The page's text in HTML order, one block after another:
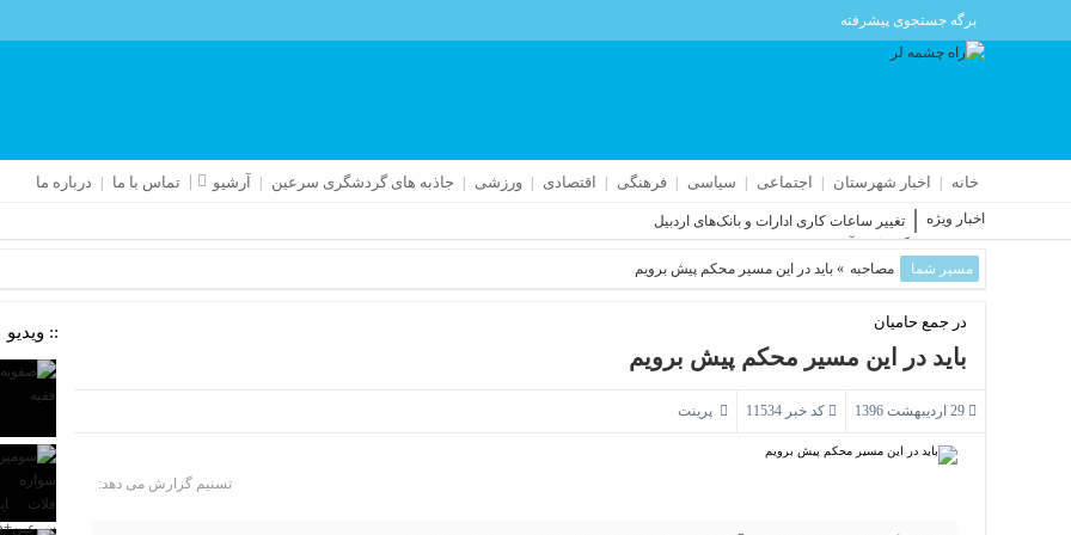
برگه جستجوی پیشرفته
خانه اخبار شهرستان اجتماعی سیاسی فرهنگی اقتصادی ورزشی جاذبه های گردشگری سرعین آرشیو تماس با ما درباره ما
اخبار ویژه
تغییر ساعات کاری ادارات و بانک‌های اردبیل
حمله به فرودگاه پارس‌‌آباد جزئی بود
اجتماع عظیم اردبیلی‌ها زیر بارش باران
تایید صلاحیت ۹۸درصد نامزدهای شوراهای روستای اردبیل
افزایش ۴ درصدی تصادفات فوتی در جاده‌های اردبیل
مسیر شما مصاحبه » باید در این مسیر محکم پیش برویم
در جمع حامیان
باید در این مسیر محکم پیش برویم
کد خبر 11534 پرینت
تسنیم گزارش می دهد:
:: ویدیو